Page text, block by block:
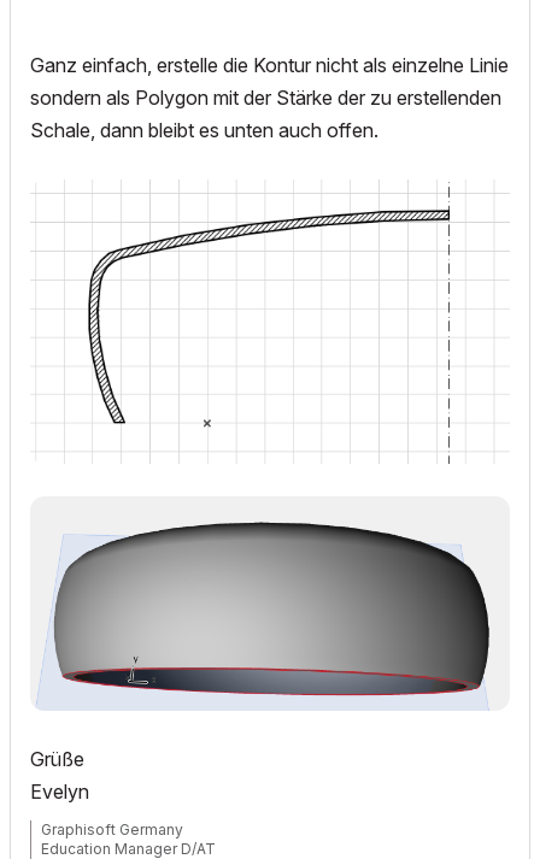
Ganz einfach, erstelle die Kontur nicht als einzelne Linie
sondern als Polygon mit der Stärke der zu erstellenden
Schale, dann bleibt es unten auch offen.
Grüße
Evelyn
Graphisoft Germany
Education Manager D/AT